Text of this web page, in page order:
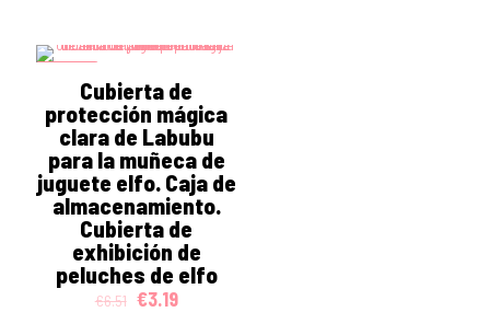
Cubierta de
protección mágica
clara de Labubu
para la muñeca de
juguete elfo. Caja de
almacenamiento.
Cubierta de
exhibición de
peluches de elfo
€6.51 Original
€3.19Current